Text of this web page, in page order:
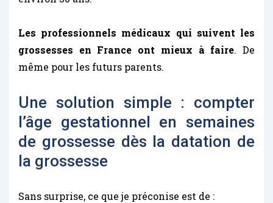
Les professionnels médicaux qui suivent les
grossesses en France ont mieux à faire. De
même pour les futurs parents.
Une solution simple : compter
l’âge gestationnel en semaines
de grossesse dès la datation de
la grossesse
Sans surprise, ce que je préconise est de :